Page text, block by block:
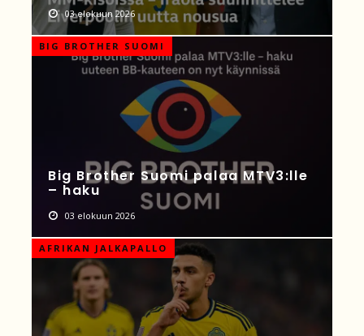
03 elokuun 2026
BIG BROTHER SUOMI
Big Brother Suomi palaa MTV3:lle
– haku
03 elokuun 2026
AFRIKAN JALKAPALLO